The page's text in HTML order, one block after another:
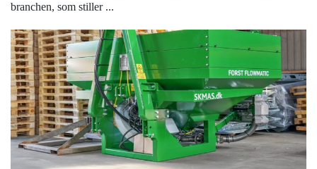
branchen, som stiller ...